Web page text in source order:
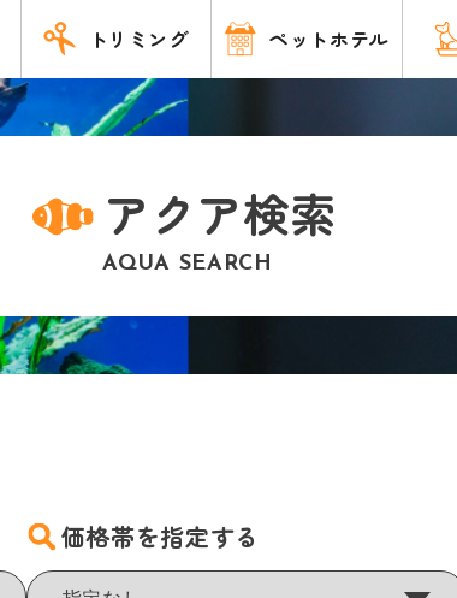
トリミング ペットホテル
アクア検索
AQUA SEARCH
価格帯を指定する